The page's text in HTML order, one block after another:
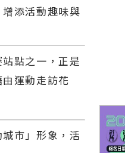
添活動趣味與
點之一，正是
運動走訪花
市」形象，活